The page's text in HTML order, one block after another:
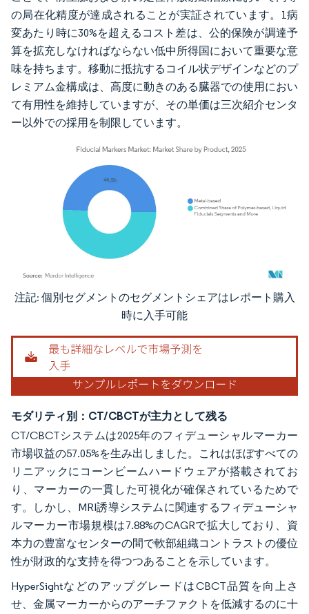
の局在化精度が達成されることが実証されています。1病
変あたり時に30%を超えるコスト差は、公的保険が調達予
算を拡充しなければならない低中所得国において重要な意
味を持ちます。移動に抵抗するコイル状デザインなどのプ
レミアム金構成は、高度に動きのある臓器での使用におい
て有用性を維持していますが、その単価は三次紹介センタ
ー以外での採用を制限しています。
画像 © Mordor Intelligence。再利用にはCC BY 4.0の表示が必要です。
注記: 個別セグメントのセグメントシェアはレポート購入
時に入手可能
モダリティ別：CT/CBCTが主力として残る
CT/CBCTシステムは2025年のフィデューシャルマーカー
市場収益の57.05%を生み出しました。これはほぼすべての
リニアックにコーンビームハードウェアが搭載されてお
り、マーカーの一貫した可視化が確保されているためで
す。しかし、MRI誘導システムに関連するフィデューシャ
ルマーカー市場規模は7.88%のCAGRで拡大しており、資
本力の豊富なセンターの間で軟部組織コントラストの優位
性が財政的な支持を得つつあることを示しています。
HyperSightなどのアップグレードはCBCT品質を向上さ
せ、金属マーカーからのアーチファクトを低減するのに十